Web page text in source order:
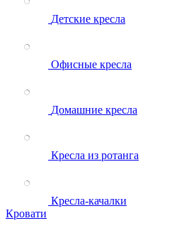
Детские кресла
Офисные кресла
Домашние кресла
Кресла из ротанга
Кресла-качалки
Кровати